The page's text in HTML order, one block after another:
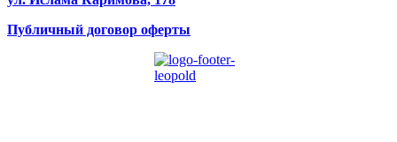
Публичный договор оферты